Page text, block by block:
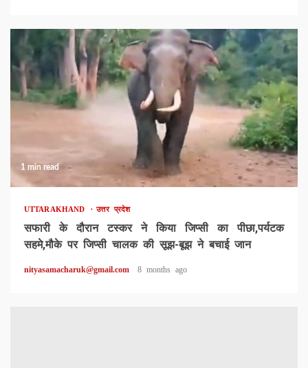
1 min read
UTTARAKHAND उत्तर प्रदेश
सफारी के दौरान टस्कर ने किया जिप्सी का पीछा,पर्यटक
सहमे,मौके पर जिप्सी चालक की सूझ-बूझ ने बचाई जान
nityasamacharuk@gmail.com 8 months ago